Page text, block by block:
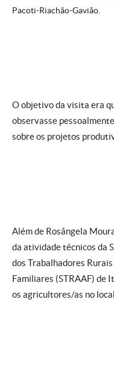
Pacoti-Riachão-Gavião.
O objetivo da visita era
observasse
sobre os projetos
Além de Rosângela
da atividade técnicos da
dos Trabalhadores
Familiares (STRAAF) de
os agricultores/as no